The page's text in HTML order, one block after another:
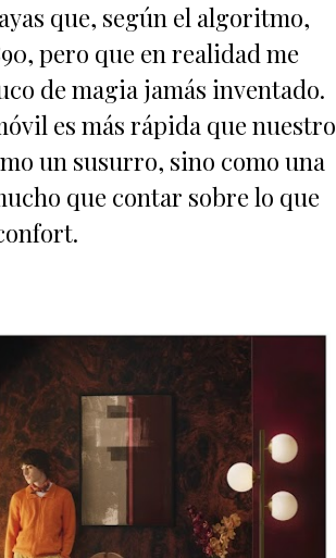
que, según el algoritmo,
pero que en realidad me
de magia jamás inventado.
es más rápida que nuestro
un susurro, sino como una
que contar sobre lo que